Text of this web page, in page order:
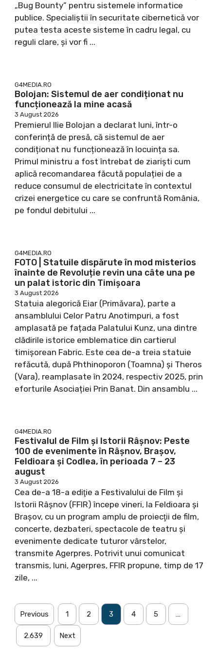
„Bug Bounty” pentru sistemele informatice
publice. Specialiștii în securitate cibernetică vor
putea testa aceste sisteme în cadru legal, cu
reguli clare, și vor fi ...
G4MEDIA.RO
Bolojan: Sistemul de aer condiționat nu
funcționează la mine acasă
3 August 2026
Premierul Ilie Bolojan a declarat luni, într-o
conferință de presă, că sistemul de aer
condiționat nu funcționează în locuința sa.
Primul ministru a fost întrebat de ziariști cum
aplică recomandarea făcută populației de a
reduce consumul de electricitate în contextul
crizei energetice cu care se confruntă România,
pe fondul debitului ...
G4MEDIA.RO
FOTO | Statuile dispărute în mod misterios
înainte de Revoluție revin una câte una pe
un palat istoric din Timișoara
3 August 2026
Statuia alegorică Eiar (Primăvara), parte a
ansamblului Celor Patru Anotimpuri, a fost
amplasată pe fațada Palatului Kunz, una dintre
clădirile istorice emblematice din cartierul
timișorean Fabric. Este cea de-a treia statuie
refăcută, după Phthinoporon (Toamna) și Theros
(Vara), reamplasate în 2024, respectiv 2025, prin
eforturile Asociației Prin Banat. Din ansamblu ...
G4MEDIA.RO
Festivalul de Film şi Istorii Râşnov: Peste
100 de evenimente în Râşnov, Braşov,
Feldioara şi Codlea, în perioada 7 – 23
august
3 August 2026
Cea de-a 18-a ediţie a Festivalului de Film şi
Istorii Râşnov (FFIR) începe vineri, la Feldioara şi
Braşov, cu un program amplu de proiecţii de film,
concerte, dezbateri, spectacole de teatru şi
evenimente dedicate tuturor vârstelor,
transmite Agerpres. Potrivit unui comunicat
transmis, luni, Agerpres, FFIR propune, timp de 17
zile, ...
Previous 1 2 3 4 5 …
2.639 Next